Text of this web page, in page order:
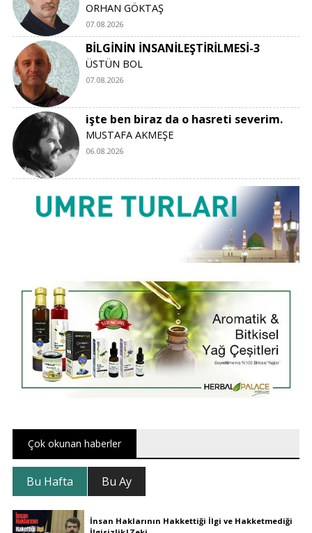
ORHAN GÖKTAŞ
07.08.2026
BİLGİNİN İNSANİLEŞTİRİLMESİ-3
ÜSTÜN BOL
07.08.2026
işte ben biraz da o hasreti severim.
MUSTAFA AKMEŞE
06.08.2026
Çok okunan haberler
Bu Hafta Bu Ay
İnsan Haklarının Hakkettiği İlgi ve Hakketmediği